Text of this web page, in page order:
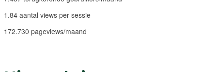
1.84 aantal views per sessie
172.730 pageviews/maand